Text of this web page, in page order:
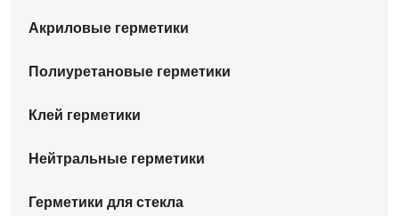
Акриловые герметики
Полиуретановые герметики
Клей герметики
Нейтральные герметики
Герметики для стекла